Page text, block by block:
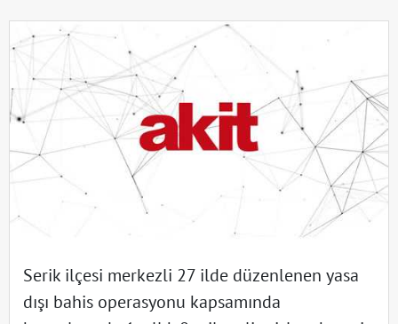
Serik ilçesi merkezli 27 ilde düzenlenen yasa
dışı bahis operasyonu kapsamında